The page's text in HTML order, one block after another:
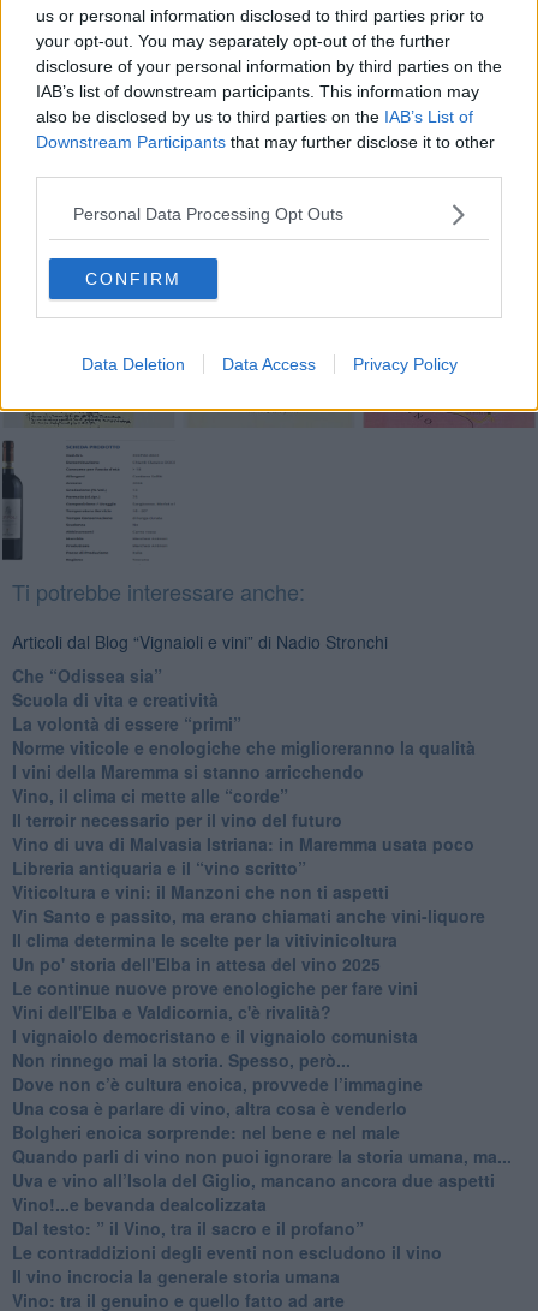
us or personal information disclosed to third parties prior to
your opt-out. You may separately opt-out of the further
disclosure of your personal information by third parties on the
IAB’s list of downstream participants. This information may
also be disclosed by us to third parties on the IAB’s List of
Downstream Participants that may further disclose it to other
Personal Data Processing Opt Outs
CONFIRM
Data Deletion Data Access Privacy Policy
Se vuoi leggere le notizie principali della Toscana iscriviti alla
Basta cliccareQUI
Fotogallery
Ti potrebbe interessare anche:
Articoli dal Blog “Vignaioli e vini” di Nadio Stronchi
​Che “Odissea sia”
Scuola di vita e creatività
​La volontà di essere “primi”
Norme viticole e enologiche che miglioreranno la qualità
​I vini della Maremma si stanno arricchendo
Vino, il clima ci mette alle “corde”
Il terroir necessario per il vino del futuro
​Vino di uva di Malvasia Istriana: in Maremma usata poco
​Libreria antiquaria e il “vino scritto”
​Viticoltura e vini: il Manzoni che non ti aspetti
​Vin Santo e passito, ma erano chiamati anche vini-liquore
Il clima determina le scelte per la vitivinicoltura
Un po' storia dell'Elba in attesa del vino 2025
Le continue nuove prove enologiche per fare vini
Vini dell'Elba e Valdicornia, c'è rivalità?
​I vignaiolo democristano e il vignaiolo comunista
​Non rinnego mai la storia. Spesso, però...
​Dove non c’è cultura enoica, provvede l’immagine
​Una cosa è parlare di vino, altra cosa è venderlo
Bolgheri enoica sorprende: nel bene e nel male
​Quando parli di vino non puoi ignorare la storia umana, ma...
Uva e vino all’Isola del Giglio, mancano ancora due aspetti
​Vino!...e bevanda dealcolizzata
​Dal testo: ” il Vino, tra il sacro e il profano”
Le contraddizioni degli eventi non escludono il vino
​Il vino incrocia la generale storia umana
Vino: tra il genuino e quello fatto ad arte